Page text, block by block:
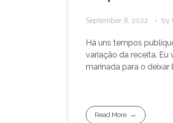
September 8, 2022 by
Há uns tempos
variação da receita. Eu
marinada para o
Read More